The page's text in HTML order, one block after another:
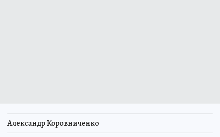
Александр Коровниченко